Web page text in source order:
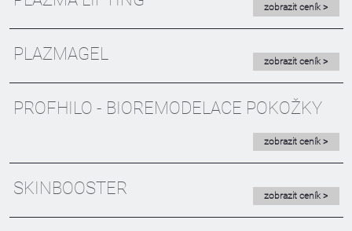
zobrazit ceník >
PLAZMAGEL zobrazit ceník >
PROFHILO - BIOREMODELACE POKOŽKY
zobrazit ceník >
SKINBOOSTER zobrazit ceník >